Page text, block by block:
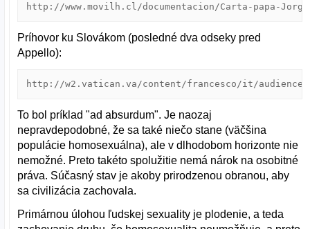
http://www.movilh.cl/documentacion/Carta-papa-
Príhovor ku Slovákom (posledné dva odseky pred
Appello):
http://w2.vatican.va/content/francesco/it/audiences/
To bol príklad "ad absurdum". Je naozaj
nepravdepodobné, že sa také niečo stane (väčšina
populácie homosexuálna), ale v dlhodobom horizonte nie
nemožné. Preto takéto spolužitie nemá nárok na osobitné
práva. Súčasný stav je akoby prirodzenou obranou, aby
sa civilizácia zachovala.
Primárnou úlohou ľudskej sexuality je plodenie, a teda